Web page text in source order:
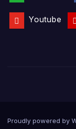
Youtube
Proudly powered by